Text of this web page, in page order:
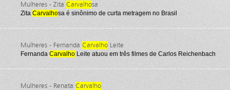
Mulheres - Zita Carvalhosa
Zita Carvalhosa é sinônimo de curta metragem no Brasil
Mulheres - Fernanda Carvalho Leite
Fernanda Carvalho Leite atuou em três filmes de Carlos Reichenbach
Mulheres - Renata Carvalho